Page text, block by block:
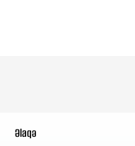
Əlaqə